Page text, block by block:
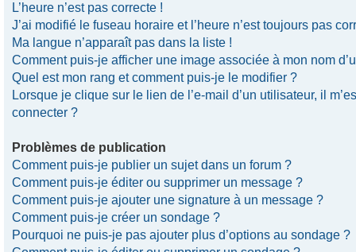
L’heure n’est pas correcte !
J’ai modifié le fuseau horaire et l’heure n’est toujours pas
Ma langue n’apparaît pas dans la liste !
Comment puis-je afficher une image associée à mon nom
Quel est mon rang et comment puis-je le modifier ?
Lorsque je clique sur le lien de l’e-mail d’un utilisateur, il
connecter ?
Problèmes de publication
Comment puis-je publier un sujet dans un forum ?
Comment puis-je éditer ou supprimer un message ?
Comment puis-je ajouter une signature à un message ?
Comment puis-je créer un sondage ?
Pourquoi ne puis-je pas ajouter plus d’options au sondage ?